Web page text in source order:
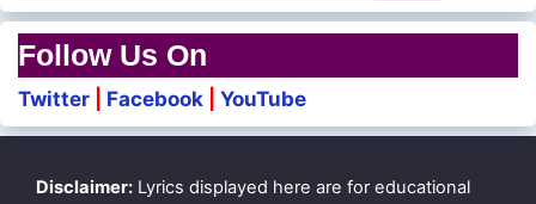
Sethraaama siru mozhi pesu
Sirippalae narukkunu oosi
Follow Us On
Twitter Facebook YouTube
Disclaimer: Lyrics displayed here are for educational